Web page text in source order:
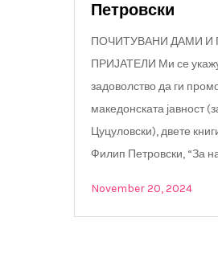
Петровски
ПОЧИТУВАНИ ДАМИ И
ПРИЈАТЕЛИ Ми се
задоволство да ги
македонската јавност
Цуцуловски), двете
Филип Петровски, “За
November 20, 2024